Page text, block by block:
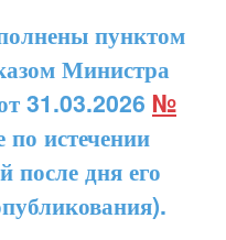
пунктом
Министра
31.03.2026 №
по истечении
после дня его